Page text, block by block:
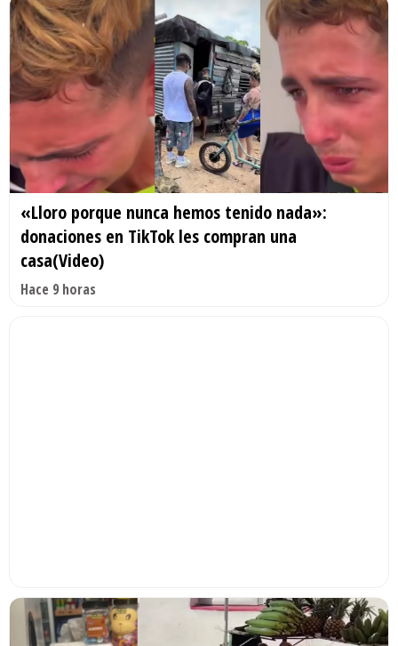
«Lloro porque nunca hemos tenido nada»:
donaciones en TikTok les compran una
casa(Video)
Hace 9 horas